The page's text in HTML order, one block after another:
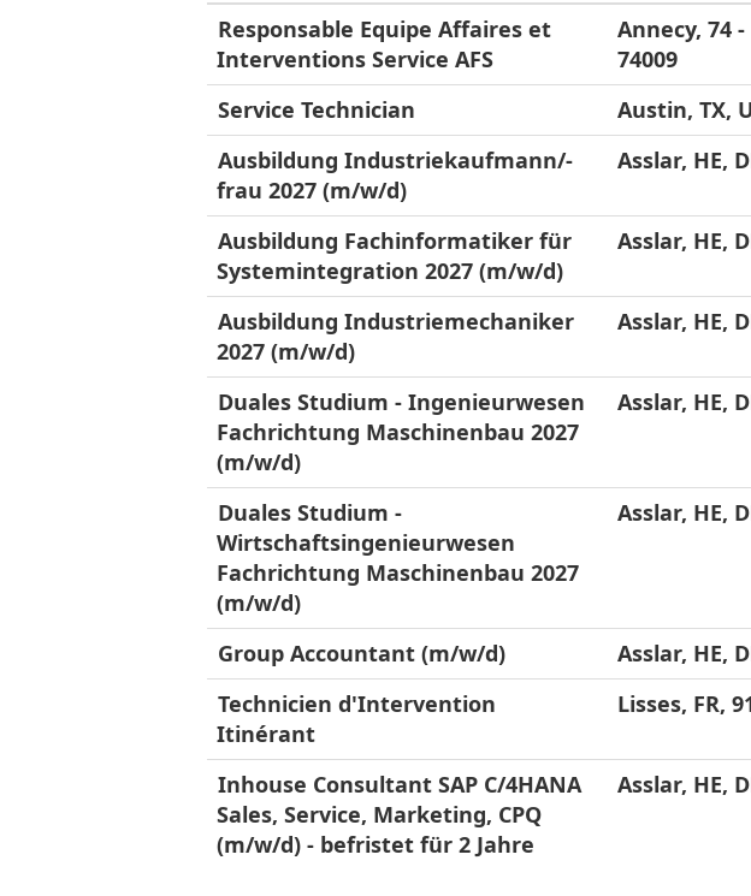
Responsable Equipe Affaires et
Interventions Service AFS
Annecy, 74
74009
Service Technician Austin, TX,
Ausbildung Industriekaufmann/-
frau 2027 (m/w/d)
Asslar, HE,
Ausbildung Fachinformatiker für
Systemintegration 2027 (m/w/d)
Asslar, HE,
Ausbildung Industriemechaniker
2027 (m/w/d)
Asslar, HE,
Duales Studium - Ingenieurwesen
Fachrichtung Maschinenbau 2027
(m/w/d)
Asslar, HE,
Duales Studium -
Wirtschaftsingenieurwesen
Fachrichtung Maschinenbau 2027
(m/w/d)
Asslar, HE,
Group Accountant (m/w/d) Asslar, HE,
Technicien d'Intervention
Itinérant
Lisses, FR,
Inhouse Consultant SAP C/4HANA
Sales, Service, Marketing, CPQ
(m/w/d) - befristet für 2 Jahre
Asslar, HE,